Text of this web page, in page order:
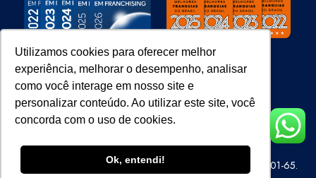
Utilizamos cookies para oferecer melhor
experiência, melhorar o desempenho, analisar
como você interage em nosso site e
personalizar conteúdo. Ao utilizar este site, você
concorda com o uso de cookies.
Ok, entendi!
Site 100% Seguro
Super Visão Perícias e Vistorias Ltda – CNPJ 07.686.414/0001-65.